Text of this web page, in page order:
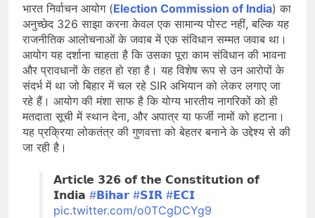
भारत निर्वाचन आयोग (Election Commission of India) का
अनुच्छेद 326 साझा करना केवल एक सामान्य पोस्ट नहीं, बल्कि यह
राजनीतिक आलोचनाओं के जवाब में एक संविधान सम्मत जवाब था।
आयोग यह दर्शाना चाहता है कि उसका पूरा काम संविधान की भावना
और प्रावधानों के तहत हो रहा है। यह विशेष रूप से उन आरोपों के
संदर्भ में था जो बिहार में चल रहे SIR अभियान को लेकर लगाए जा
रहे हैं। आयोग की मंशा साफ है कि योग्य भारतीय नागरिकों को ही
मतदाता सूची में स्थान देना, और अपात्र या फर्जी नामों को हटाना।
यह प्रक्रिया लोकतंत्र की गुणवत्ता को बेहतर बनाने के उद्देश्य से की
जा रही है।
𝗔𝗿𝘁𝗶𝗰𝗹𝗲 𝟯𝟮𝟲 𝗼𝗳 𝘁𝗵𝗲 𝗖𝗼𝗻𝘀𝘁𝗶𝘁𝘂𝘁𝗶𝗼𝗻 𝗼𝗳
𝗜𝗻𝗱𝗶𝗮 #𝗕𝗶𝗵𝗮𝗿 #𝗦𝗜𝗥 #𝗘𝗖𝗜
pic.twitter.com/o0TCgDCYg9